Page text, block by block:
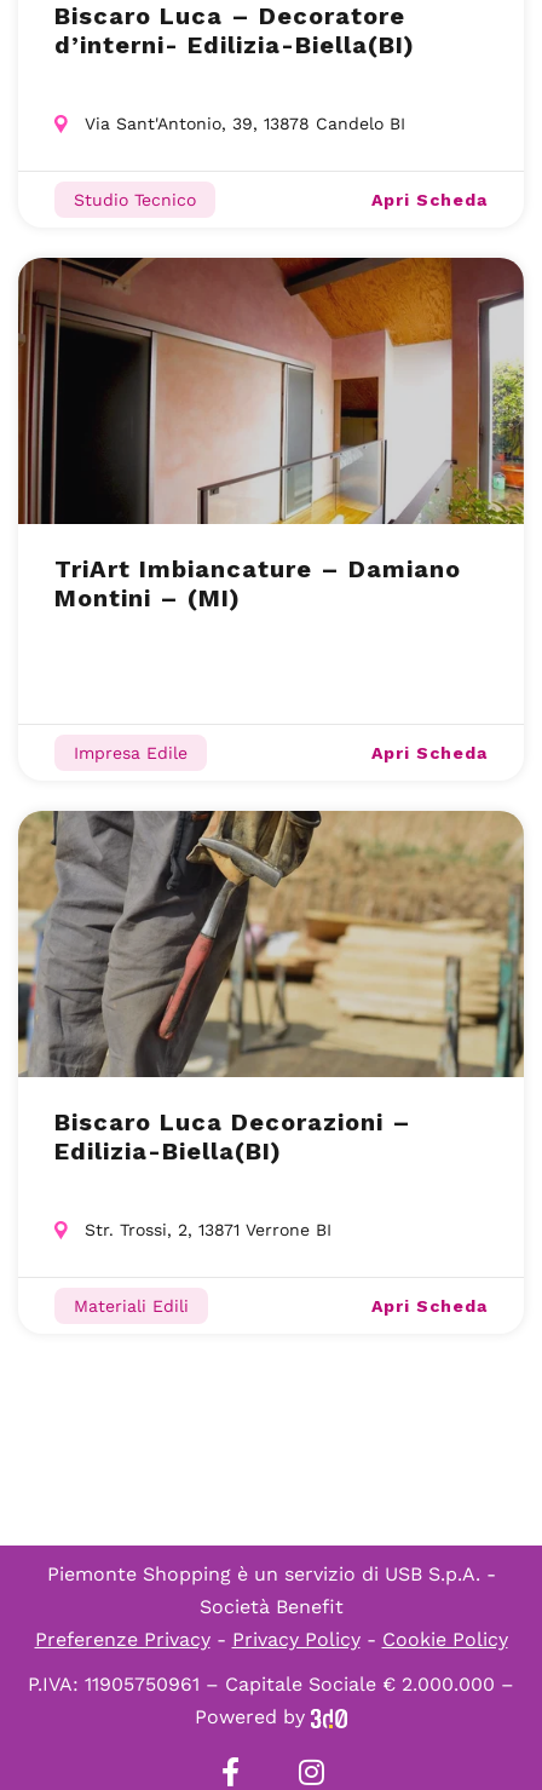
Biscaro Luca – Decoratore
d’interni- Edilizia-Biella(BI)
Via Sant'Antonio, 39, 13878 Candelo BI
Studio Tecnico Apri Scheda
TriArt Imbiancature – Damiano
Montini – (MI)
Impresa Edile Apri Scheda
Biscaro Luca Decorazioni –
Edilizia-Biella(BI)
Str. Trossi, 2, 13871 Verrone BI
Materiali Edili Apri Scheda
Piemonte Shopping è un servizio di USB S.p.A. -
Società Benefit
Preferenze Privacy- Privacy Policy- Cookie Policy
P.IVA: 11905750961 – Capitale Sociale € 2.000.000 –
Powered by